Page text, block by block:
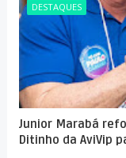
DESTAQUES
Junior Marabá
Ditinho da AviVip